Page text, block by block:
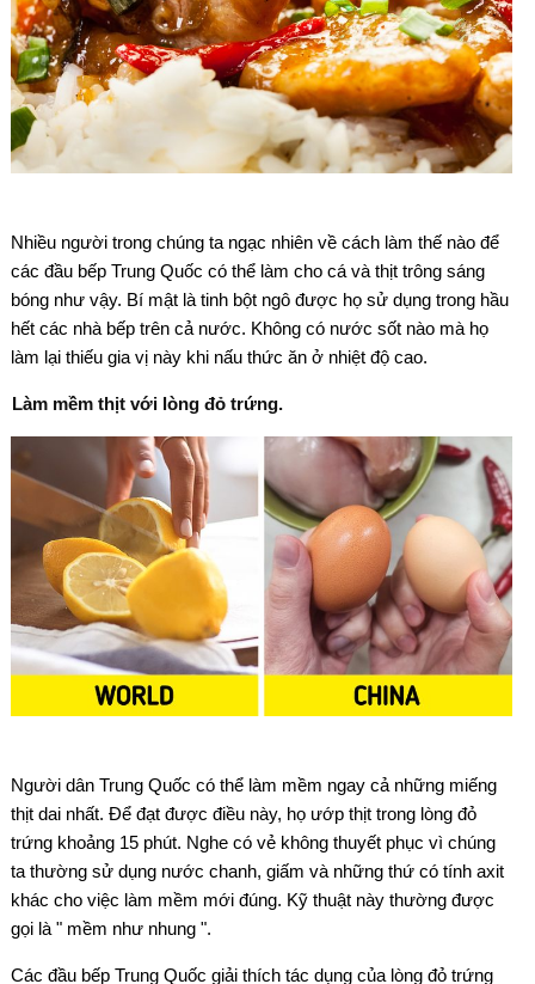
Nhiều người trong chúng ta ngạc nhiên về cách làm thế nào để
các đầu bếp Trung Quốc có thể làm cho cá và thịt trông sáng
bóng như vậy. Bí mật là tinh bột ngô được họ sử dụng trong hầu
hết các nhà bếp trên cả nước. Không có nước sốt nào mà họ
làm lại thiếu gia vị này khi nấu thức ăn ở nhiệt độ cao.
Làm mềm thịt với lòng đỏ trứng.
Người dân Trung Quốc có thể làm mềm ngay cả những miếng
thịt dai nhất. Để đạt được điều này, họ ướp thịt trong lòng đỏ
trứng khoảng 15 phút. Nghe có vẻ không thuyết phục vì chúng
ta thường sử dụng nước chanh, giấm và những thứ có tính axit
khác cho việc làm mềm mới đúng. Kỹ thuật này thường được
gọi là " mềm như nhung ".
Các đầu bếp Trung Quốc giải thích tác dụng của lòng đỏ trứng